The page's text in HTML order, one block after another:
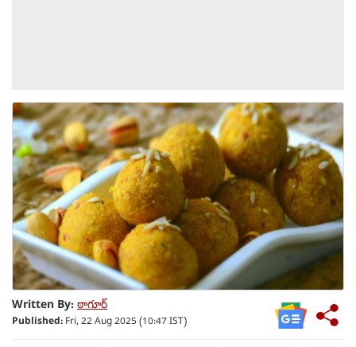
Written By: ఠాగూర్
Published: Fri, 22 Aug 2025 (10:47 IST)